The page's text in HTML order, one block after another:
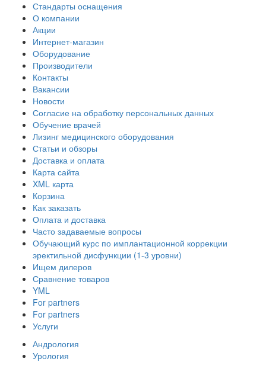
Стандарты оснащения
О компании
Акции
Интернет-магазин
Оборудование
Производители
Контакты
Вакансии
Новости
Согласие на обработку персональных данных
Обучение врачей
Лизинг медицинского оборудования
Статьи и обзоры
Доставка и оплата
Карта сайта
XML карта
Корзина
Как заказать
Оплата и доставка
Часто задаваемые вопросы
Обучающий курс по имплантационной коррекции
эректильной дисфункции (1-3 уровни)
Ищем дилеров
Сравнение товаров
YML
For partners
For partners
Услуги
Андрология
Урология